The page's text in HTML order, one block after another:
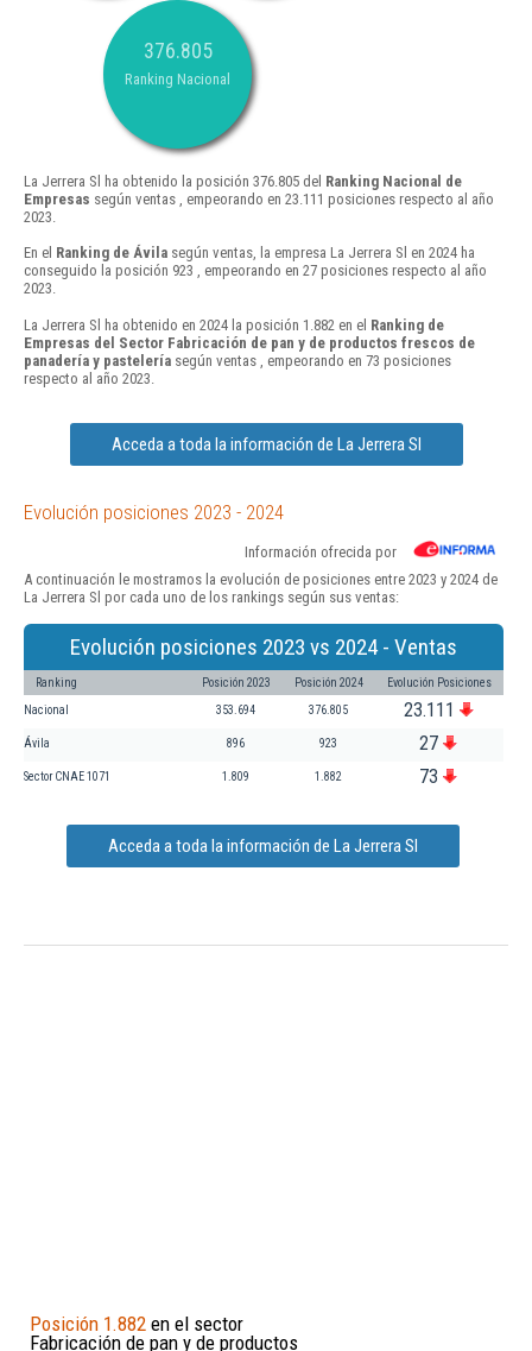
376.805
Ranking Nacional
La Jerrera Sl ha obtenido la posición 376.805 del Ranking Nacional de
Empresas según ventas , empeorando en 23.111 posiciones respecto al año
2023.
En el Ranking de Ávila según ventas, la empresa La Jerrera Sl en 2024 ha
conseguido la posición 923 , empeorando en 27 posiciones respecto al año
2023.
La Jerrera Sl ha obtenido en 2024 la posición 1.882 en el Ranking de
Empresas del Sector Fabricación de pan y de productos frescos de
panadería y pastelería según ventas , empeorando en 73 posiciones
respecto al año 2023.
Acceda a toda la información de La Jerrera Sl
Evolución posiciones 2023 - 2024
Información ofrecida por
A continuación le mostramos la evolución de posiciones entre 2023 y 2024 de
La Jerrera Sl por cada uno de los rankings según sus ventas:
Evolución posiciones 2023 vs 2024 - Ventas
Ranking Posición 2023 Posición 2024 Evolución Posiciones
Nacional 353.694 376.805 23.111
Ávila 896 923 27
Sector CNAE 1071 1.809 1.882 73
Acceda a toda la información de La Jerrera Sl
Posición 1.882 en el sector
Fabricación de pan y de productos